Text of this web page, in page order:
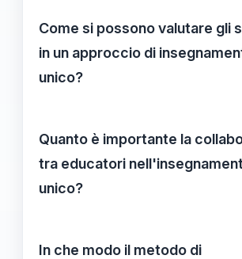
l'"inquiry-based learning" sono
coinvolgere gli studenti e
apprendimento attivo.
Come si possono valutare gli
in un approccio di
unico?
che offrono feedback specifico
alla crescita, sono essenziali
monitorare i progressi degli
Quanto è importante la
tra educatori
unico?
consente agli educatori di
In che modo il metodo di